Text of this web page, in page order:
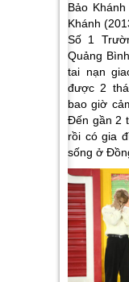
Bảo Khánh
Khánh
Số 1
Quảng
tai nạn
được 2
bao giờ
Đến gần 2
rồi có gia
sống ở